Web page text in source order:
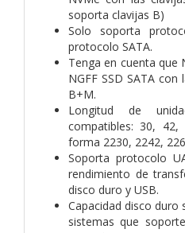
soporta clavijas B)
Solo soporta
protocolo SATA.
Tenga en cuenta que
NGFF SSD SATA
B+M.
Longitud de
compatibles: 30,
forma 2230, 2242,
Soporta protocolo
rendimiento de
disco duro y USB.
Capacidad disco duro
sistemas que